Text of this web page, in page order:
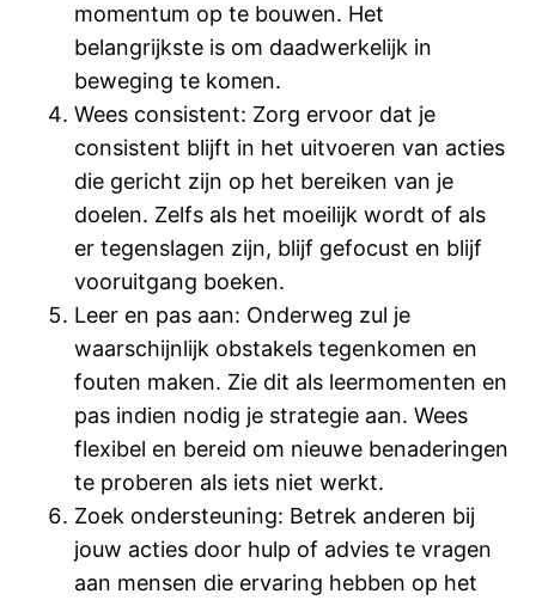
momentum op te bouwen. Het
belangrijkste is om daadwerkelijk in
beweging te komen.
Wees consistent: Zorg ervoor dat je
consistent blijft in het uitvoeren van acties
die gericht zijn op het bereiken van je
doelen. Zelfs als het moeilijk wordt of als
er tegenslagen zijn, blijf gefocust en blijf
vooruitgang boeken.
Leer en pas aan: Onderweg zul je
waarschijnlijk obstakels tegenkomen en
fouten maken. Zie dit als leermomenten en
pas indien nodig je strategie aan. Wees
flexibel en bereid om nieuwe benaderingen
te proberen als iets niet werkt.
Zoek ondersteuning: Betrek anderen bij
jouw acties door hulp of advies te vragen
aan mensen die ervaring hebben op het